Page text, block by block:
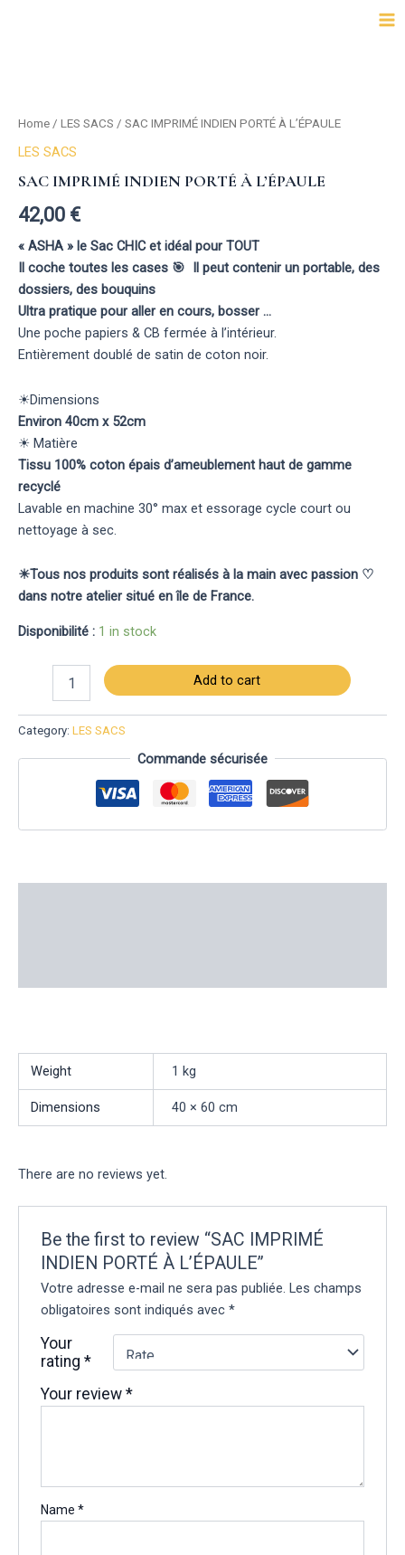
Home / LES SACS / SAC IMPRIMÉ INDIEN PORTÉ À L’ÉPAULE
LES SACS
SAC IMPRIMÉ INDIEN PORTÉ À L’ÉPAULE
42,00 €
« ASHA » le Sac CHIC et idéal pour TOUT
Il coche toutes les cases 🎯 Il peut contenir un portable, des
dossiers, des bouquins
Ultra pratique pour aller en cours, bosser …
Une poche papiers & CB fermée à l’intérieur.
Entièrement doublé de satin de coton noir.
☀︎Dimensions
Environ 40cm x 52cm
☀︎ Matière
Tissu 100% coton épais d’ameublement haut de gamme
recyclé
Lavable en machine 30° max et essorage cycle court ou
nettoyage à sec.
☀︎Tous nos produits sont réalisés à la main avec passion ♡
dans notre atelier situé en île de France.
Disponibilité : 1 in stock
PORTÉ
À
quantity
Add to cart
Category: LES SACS
Commande sécurisée
Weight 1 kg
Dimensions 40 × 60 cm
There are no reviews yet.
Be the first to review “SAC IMPRIMÉ
INDIEN PORTÉ À L’ÉPAULE”
Votre adresse e-mail ne sera pas publiée. Les champs
obligatoires sont indiqués avec*
Your
rating*
Your review*
Name*